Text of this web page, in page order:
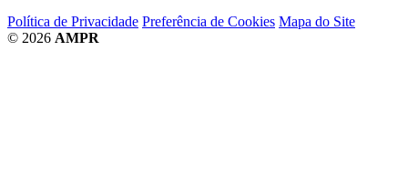
Política de Privacidade Preferência de Cookies Mapa do Site
© 2026 AMPR